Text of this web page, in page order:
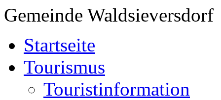
Gemeinde Waldsieversdorf
Startseite
Tourismus
Touristinformation